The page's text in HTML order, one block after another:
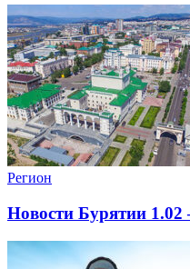
Регион
Новости Бурятии